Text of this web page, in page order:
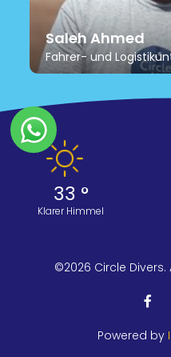
Saleh Ahmed
Fahrer- und
33 °
Klarer Himmel
©2026 Circle
Powered by